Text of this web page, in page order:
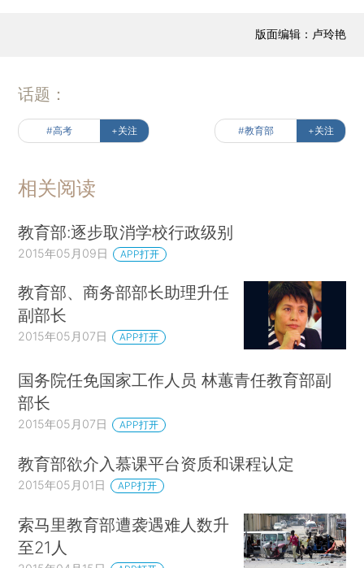
版面编辑：卢玲艳
话题：
#高考 +关注 #教育部 +关注
相关阅读
教育部:逐步取消学校行政级别
2015年05月09日 APP打开
教育部、商务部部长助理升任
副部长
2015年05月07日 APP打开
国务院任免国家工作人员 林蕙青任教育部副
部长
2015年05月07日 APP打开
教育部欲介入慕课平台资质和课程认定
2015年05月01日 APP打开
索马里教育部遭袭遇难人数升
至21人